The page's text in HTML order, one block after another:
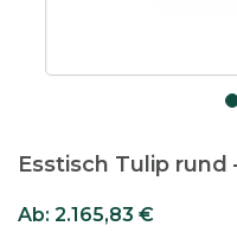
Esstisch Tulip
Ab: 2.165,83 €